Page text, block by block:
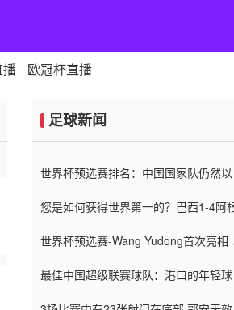
欧冠杯直播
足球新闻
世界杯预选赛排名：中国国家队仍然
您是如何获得世界第一的？巴西1-4阿
世界杯预选赛-Wang Yudong首次亮相
最佳中国超级联赛球队：港口的年轻球